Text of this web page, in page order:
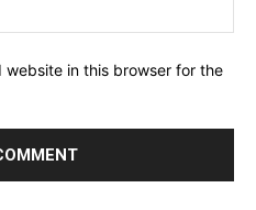
website in this browser for the